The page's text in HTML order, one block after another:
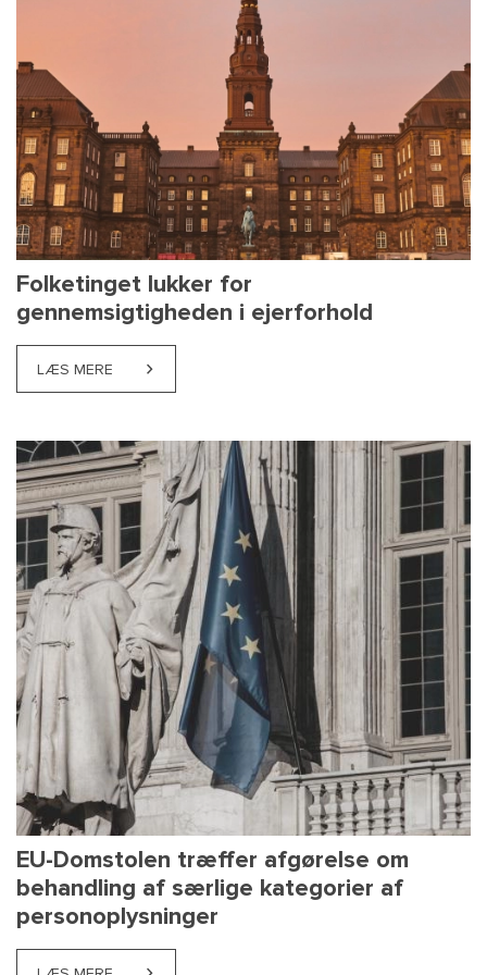
Folketinget lukker for
gennemsigtigheden i ejerforhold
LÆS MERE ABOUT FOLKETINGET LUKKER FOR
EU-Domstolen træffer afgørelse om
behandling af særlige kategorier af
personoplysninger